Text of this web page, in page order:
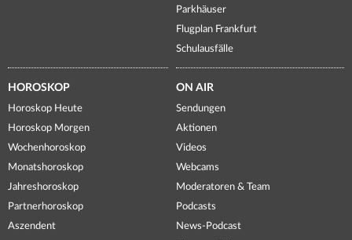
Parkhäuser
Flugplan Frankfurt
Schulausfälle
HOROSKOP
Horoskop Heute
Horoskop Morgen
Wochenhoroskop
Monatshoroskop
Jahreshoroskop
Partnerhoroskop
Aszendent
ON AIR
Sendungen
Aktionen
Videos
Webcams
Moderatoren & Team
Podcasts
News-Podcast